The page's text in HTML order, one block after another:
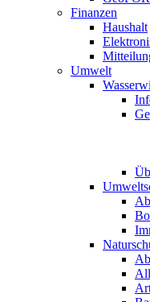
Finanzen
Haushalt
Umwelt